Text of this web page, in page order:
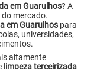
em Guarulhos? A
do mercado.
em Guarulhos para
universidades,
altamente
limpeza terceirizada